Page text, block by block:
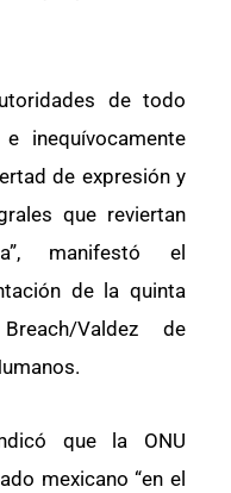
de todo
inequívocamente
de expresión y
que reviertan
manifestó el
de la quinta
Valdez de
que la ONU
mexicano “en el